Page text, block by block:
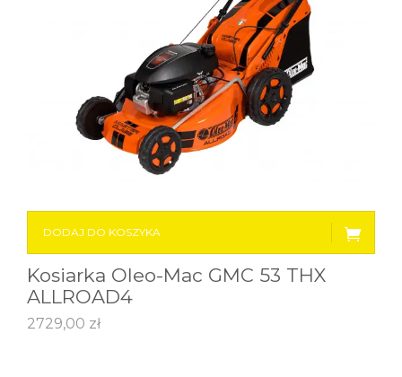
DODAJ DO KOSZYKA
Kosiarka Oleo-Mac GMC 53 THX
ALLROAD4
2729,00 zł